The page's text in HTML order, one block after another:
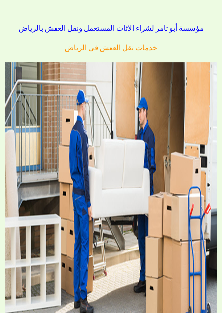
مؤسسة أبو تامر لشراء الاثاث المستعمل ونقل العفش بالرياض
خدمات نقل العفش في الرياض